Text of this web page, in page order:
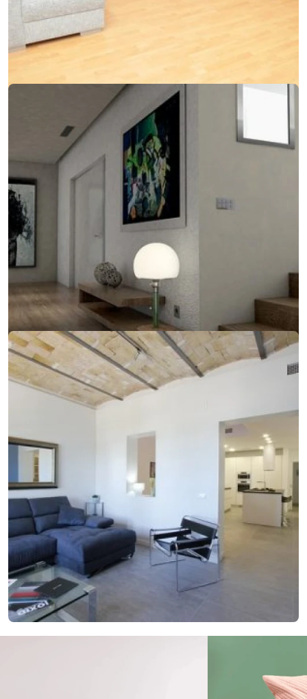
07. marca 2018
Keď sa do modernej sedačky integruje kreslo aj
gauč
Jednoduchý dizajn, ktorý sa zameriava na detail
Jednoduchý dizajn, ktorý sa zameriava na detail
29. januára 2018
Nový nápad pre lepšie bývanie? Vyskúšajte
elegantné členenie interiéru
Nový nápad pre lepšie bývanie? Vyskúšajte elegantné členenie
interiéru